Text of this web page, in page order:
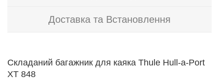
Доставка та Встановлення
Складаний багажник для каяка Thule Hull-a-Port
XT 848